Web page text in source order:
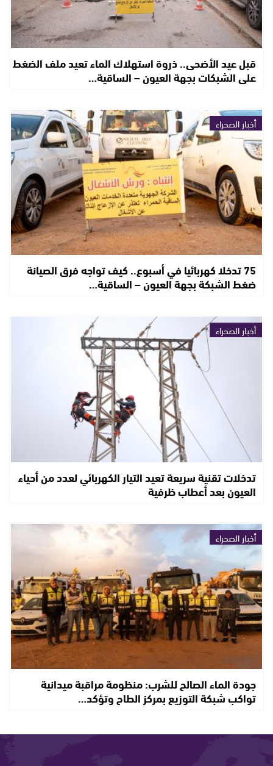
قبل عيد الأضحى.. ذروة استهلاك الماء تعيد ملف الضغط
على الشبكات بجهة العيون – الساقية…
أخبار الصحراء
75 تدخلا كهربائيا في أسبوع.. كيف تواجه فرق الصيانة
ضغط الشبكة بجهة العيون – الساقية…
أخبار الصحراء
تدخلات تقنية سريعة تعيد التيار الكهربائي لعدد من أحياء
العيون بعد أعطاب ظرفية
أخبار الصحراء
جودة الماء الصالح للشرب: منظومة مراقبة ميدانية
تواكب شبكة التوزيع بمركز الطاح وتؤكد…